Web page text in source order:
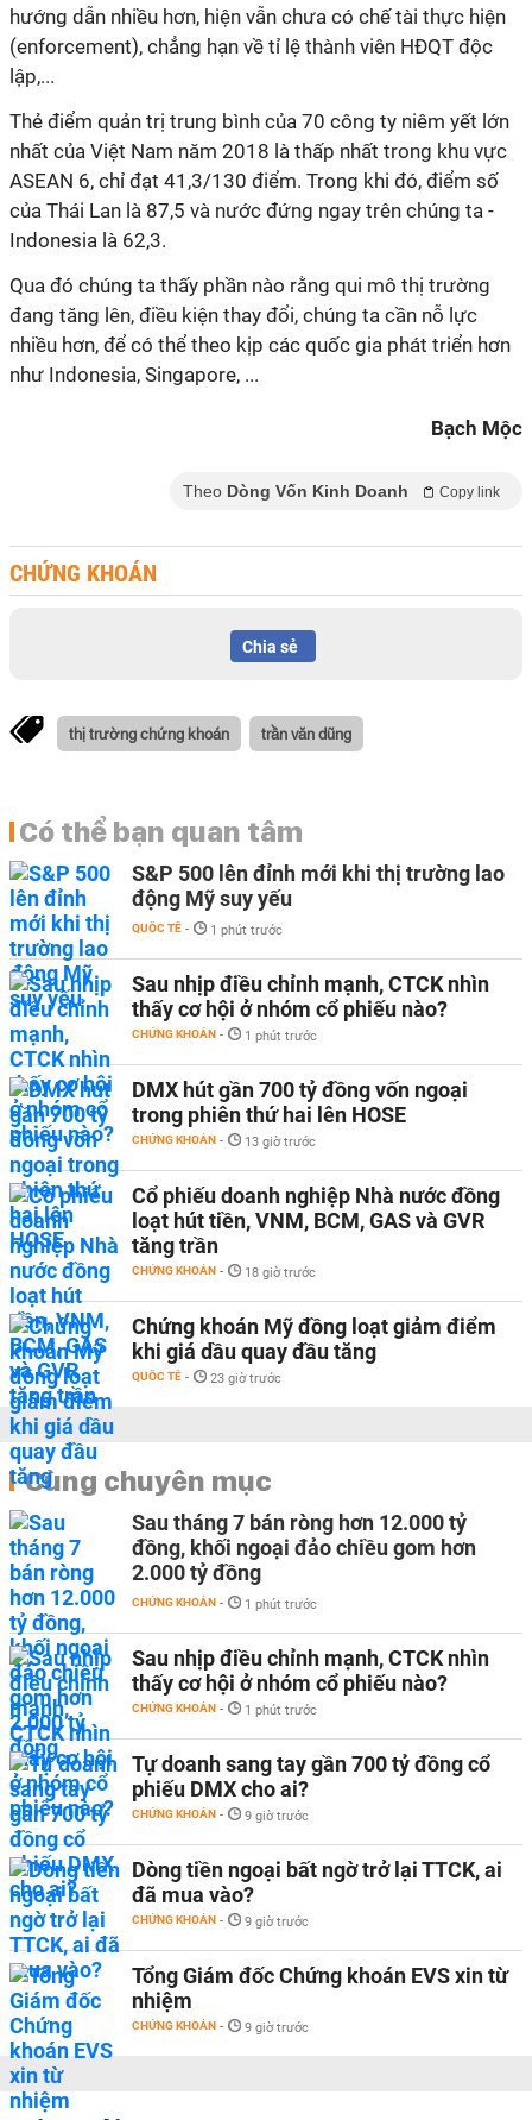
hướng dẫn nhiều hơn, hiện vẫn chưa có chế tài thực hiện
(enforcement), chẳng hạn về tỉ lệ thành viên HĐQT độc
lập,...
Thẻ điểm quản trị trung bình của 70 công ty niêm yết lớn
nhất của Việt Nam năm 2018 là thấp nhất trong khu vực
ASEAN 6, chỉ đạt 41,3/130 điểm. Trong khi đó, điểm số
của Thái Lan là 87,5 và nước đứng ngay trên chúng ta -
Indonesia là 62,3.
Qua đó chúng ta thấy phần nào rằng qui mô thị trường
đang tăng lên, điều kiện thay đổi, chúng ta cần nỗ lực
nhiều hơn, để có thể theo kịp các quốc gia phát triển hơn
như Indonesia, Singapore, ...
Bạch Mộc
Theo Dòng Vốn Kinh Doanh Copy link
CHỨNG KHOÁN
Chia sẻ
thị trường chứng khoán trần văn dũng
Có thể bạn quan tâm
S&P 500 lên đỉnh mới khi thị trường lao
động Mỹ suy yếu
QUỐC TẾ - 1 phút trước
Sau nhịp điều chỉnh mạnh, CTCK nhìn
thấy cơ hội ở nhóm cổ phiếu nào?
CHỨNG KHOÁN - 1 phút trước
DMX hút gần 700 tỷ đồng vốn ngoại
trong phiên thứ hai lên HOSE
CHỨNG KHOÁN - 13 giờ trước
Cổ phiếu doanh nghiệp Nhà nước đồng
loạt hút tiền, VNM, BCM, GAS và GVR
tăng trần
CHỨNG KHOÁN - 18 giờ trước
Chứng khoán Mỹ đồng loạt giảm điểm
khi giá dầu quay đầu tăng
QUỐC TẾ - 23 giờ trước
Cùng chuyên mục
Sau tháng 7 bán ròng hơn 12.000 tỷ
đồng, khối ngoại đảo chiều gom hơn
2.000 tỷ đồng
CHỨNG KHOÁN - 1 phút trước
Sau nhịp điều chỉnh mạnh, CTCK nhìn
thấy cơ hội ở nhóm cổ phiếu nào?
CHỨNG KHOÁN - 1 phút trước
Tự doanh sang tay gần 700 tỷ đồng cổ
phiếu DMX cho ai?
CHỨNG KHOÁN - 9 giờ trước
Dòng tiền ngoại bất ngờ trở lại TTCK, ai
đã mua vào?
CHỨNG KHOÁN - 9 giờ trước
Tổng Giám đốc Chứng khoán EVS xin từ
nhiệm
CHỨNG KHOÁN - 9 giờ trước